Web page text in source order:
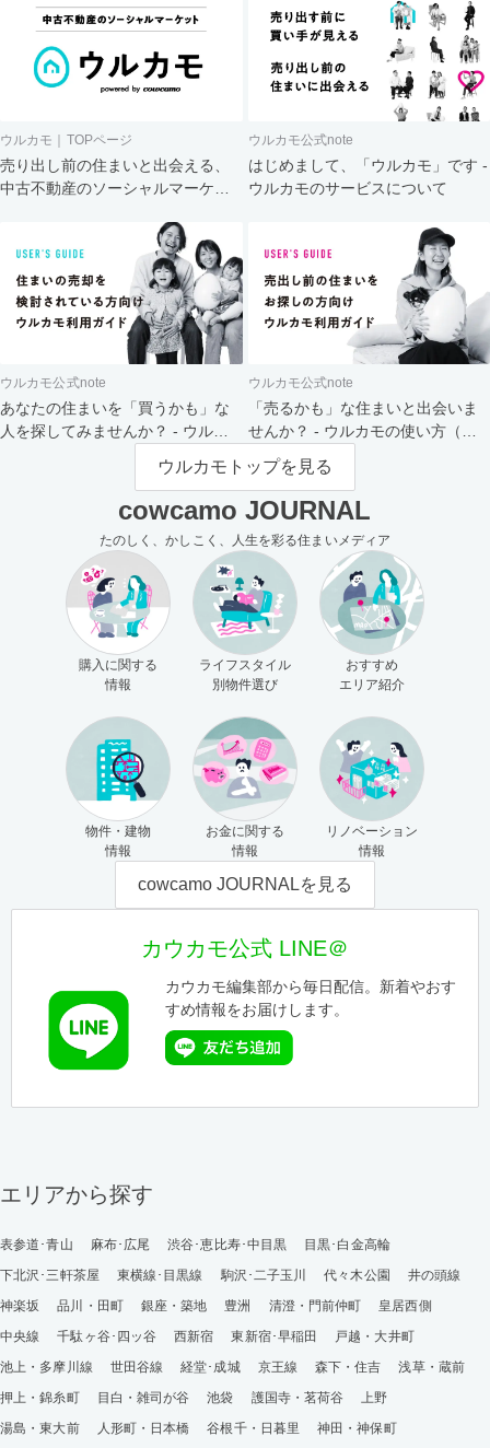
ウルカモ｜TOPページ
売り出し前の住まいと出会える、
中古不動産のソーシャルマーケッ
ウルカモ公式note
はじめまして、「ウルカモ」です -
ウルカモのサービスについて
ウルカモ公式note
あなたの住まいを「買うかも」な
人を探してみませんか？ - ウルカ
ウルカモ公式note
「売るかも」な住まいと出会いま
せんか？ - ウルカモの使い方（買
主さま向け）
ウルカモトップを見る
cowcamo JOURNAL
たのしく、かしこく、人生を彩る住まいメディア
購入に関する
情報
ライフスタイル
別物件選び
おすすめ
エリア紹介
物件・建物
情報
お金に関する
情報
リノベーション
情報
cowcamo JOURNALを見る
カウカモ公式 LINE＠
カウカモ編集部から毎日配信。新着やおす
すめ情報をお届けします。
エリアから探す
表参道･青山 麻布･広尾 渋谷･恵比寿･中目黒
目黒･白金高輪
下北沢･三軒茶屋
東横線･目黒線 駒沢･二子玉川 代々木公園
井の頭線
神楽坂
品川・田町 銀座・築地 豊洲 清澄・門前仲町
皇居西側
中央線
千駄ヶ谷･四ッ谷 西新宿 東新宿･早稲田
戸越・大井町
池上・多摩川線
世田谷線 経堂･成城 京王線 森下・住吉
浅草・蔵前
押上・錦糸町
目白・雑司が谷 池袋 護国寺・茗荷谷
上野
湯島・東大前
人形町・日本橋 谷根千・日暮里
神田・神保町